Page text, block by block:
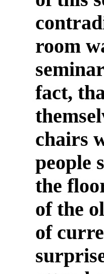
room
fact,
chairs
people
the
of the
of